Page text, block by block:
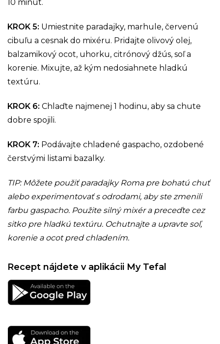
10 minút.
KROK 5: Umiestnite paradajky, marhule, červenú
cibuľu a cesnak do mixéru. Pridajte olivový olej,
balzamikový ocot, uhorku, citrónový džús, soľ a
korenie. Mixujte, až kým nedosiahnete hladkú
textúru.
KROK 6: Chlaďte najmenej 1 hodinu, aby sa chute
dobre spojili.
KROK 7: Podávajte chladené gaspacho, ozdobené
čerstvými listami bazalky.
TIP: Môžete použiť paradajky Roma pre bohatú chuť
alebo experimentovať s odrodami, aby ste zmenili
farbu gaspacho. Použite silný mixér a preceďte cez
sitko pre hladkú textúru. Ochutnajte a upravte soľ,
korenie a ocot pred chladením.
Recept nájdete v aplikácii My Tefal